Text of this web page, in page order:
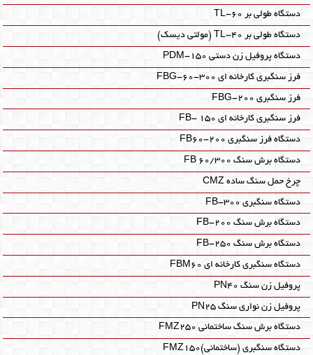
دستگاه طولی بر TL-60‎
دستگاه طولی بر TL-40‎ (مولتی دیسک)
دستگاه پروفیل زن دستی PDM-150‎
فرز سنگبری کارخانه ای FBG-60-300
فرز سنگبری FBG-200
فرز سنگبری کارخانه ای FB- 150
دستگاه فرز سنگبری FB60-200
دستگاه برش سنگ FB 60/300
چرخ حمل سنگ ساده CMZ‎
دستگاه سنگبری FB-300
دستگاه برش سنگ FB-200
دستگاه برش سنگ FB-250
دستگاه سنگبری کارخانه ای FBM60‎
پروفیل زن سنگ PN40
پروفیل زن نواری سنگ PN25
دستگاه برش سنگ ساختمانی FMZ250
دستگاه سنگبری (ساختمانی)FMZ150